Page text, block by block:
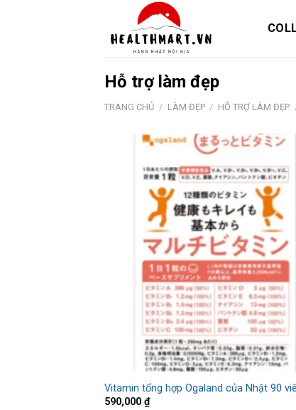
Hỗ trợ làm đẹp
TRANG CHỦ / LÀM ĐẸP / HỖ TRỢ LÀM ĐẸP
Vitamin tổng hợp Ogaland của Nhật 90
590,000 ₫